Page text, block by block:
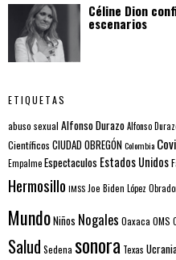
Céline Dion
escenarios
ETIQUETAS
abuso sexual Alfonso DurazoAlfonso
Científicos CIUDAD OBREGÓNColombia
EmpalmeEspectaculos Estados Unidos
Hermosillo IMSS Joe Biden López
MundoNiños Nogales Oaxaca OMS
Salud Sedena sonora Texas